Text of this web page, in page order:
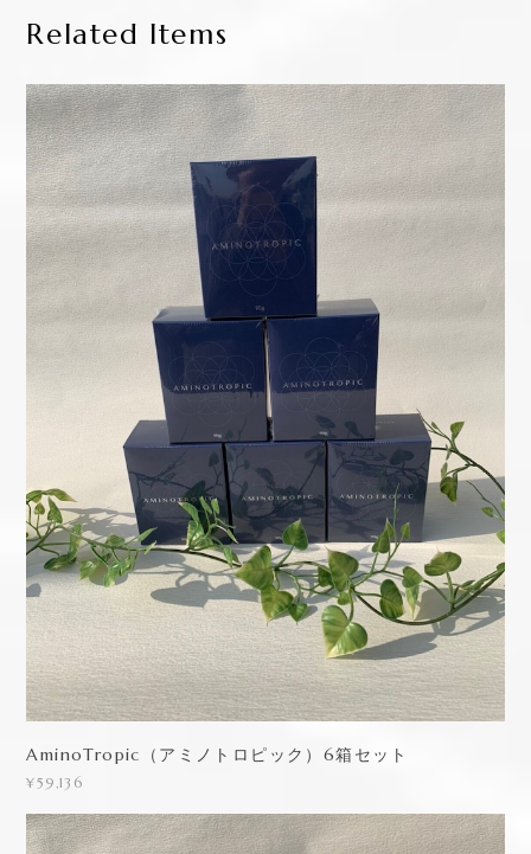
Related Items
AminoTropic（アミノトロピック）6箱セット
¥59,136